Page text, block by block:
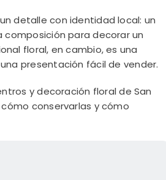
detalle con identidad local: un
para decorar un
floral, en cambio, es una
presentación fácil de vender.
y decoración floral de San
conservarlas y cómo